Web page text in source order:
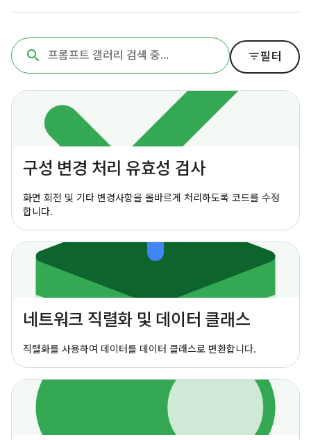
filter_list필터
구성 변경 처리 유효성 검사
화면 회전 및 기타 변경사항을 올바르게 처리하도록 코드를 수정
합니다.
네트워크 직렬화 및 데이터 클래스
직렬화를 사용하여 데이터를 데이터 클래스로 변환합니다.